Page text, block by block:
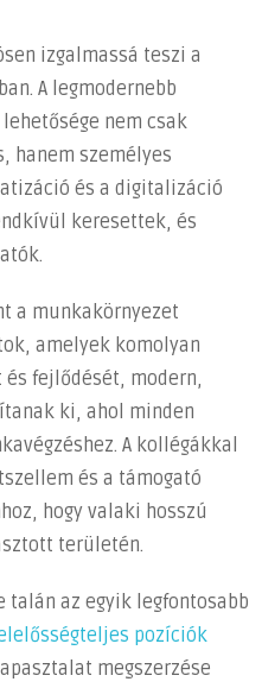
izgalmassá teszi a
A legmodernebb
nem csak
hanem személyes
és a digitalizáció
keresettek, és
a munkakörnyezet
amelyek komolyan
fejlődését, modern,
ki, ahol minden
A kollégákkal
és a támogató
hogy valaki hosszú
területén.
talán az egyik legfontosabb
pozíciók
megszerzése